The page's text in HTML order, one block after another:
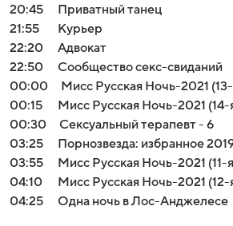
20:45
Приватный танец
21:55
Курьер
22:20
Адвокат
22:50
Сообщество секс-свиданий
00:00
Мисс Русская Ночь-2021
00:15
Мисс Русская Ночь-2021 (14-
00:30
Сексуальный терапевт - 6
03:25
Порнозвезда: избранное
03:55
Мисс Русская Ночь-2021 (11-
04:10
Мисс Русская Ночь-2021 (12-
04:25
Одна ночь в Лос-Анджелесе